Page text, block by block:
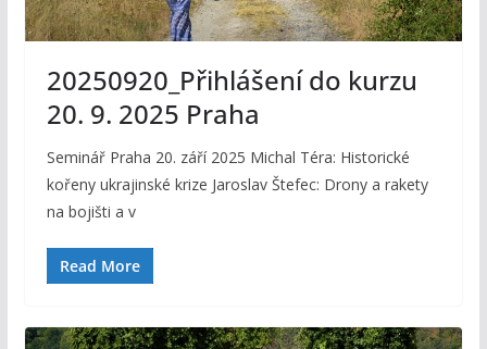
20250920_Přihlášení do kurzu
20. 9. 2025 Praha
Seminář Praha 20. září 2025 Michal Téra: Historické
kořeny ukrajinské krize Jaroslav Štefec: Drony a rakety
na bojišti a v
Read More